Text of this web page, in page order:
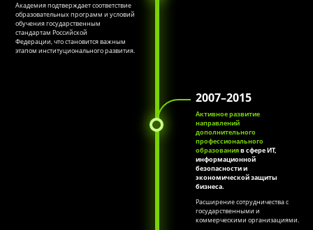
Академия подтверждает соответствие
образовательных программ и условий
обучения государственным
стандартам Российской
Федерации, что становится важным
этапом институционального развития.
2007–2015
Активное развитие
направлений
дополнительного
профессионального
образованияв сфере ИТ,
информационной
безопасности и
экономической защиты
бизнеса.
Расширение сотрудничества c
государственными и
коммерческими организациями.